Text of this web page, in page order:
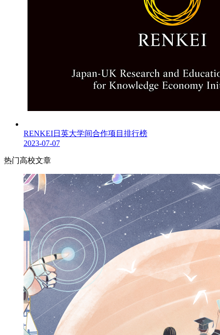
RENKEI日英大学间合作项目排行榜
2023-07-07
热门高校文章